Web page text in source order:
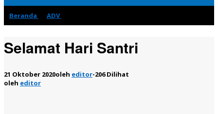
Beranda ADV
Selamat Hari Santri
21 Oktober 2020oleh editor-206 Dilihat
oleh editor